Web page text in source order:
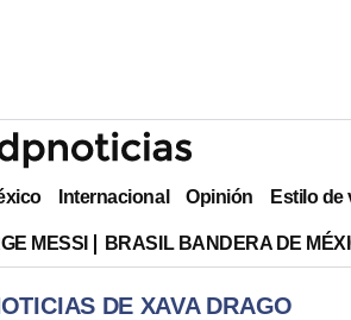
Internacional Opinión Estilo de
MESSI BRASIL BANDERA DE
DE XAVA DRAGO